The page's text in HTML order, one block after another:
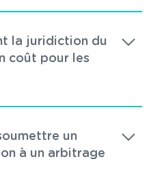
la juridiction du
coût pour les
à un arbitrage